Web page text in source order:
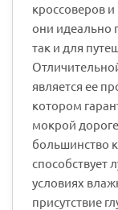
кроссоверов
они идеально
так и для
является ее
котором
мокрой
большинство
способствует
условиях
присутствие